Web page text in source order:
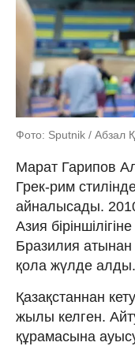
Фото: Sputnik / Абзал
Марат Гарипов
Грек-рим
айналысады.
Азия
Бразилия
қола жүлде алды.
Қазақстаннан
жылы келген.
құрамасына